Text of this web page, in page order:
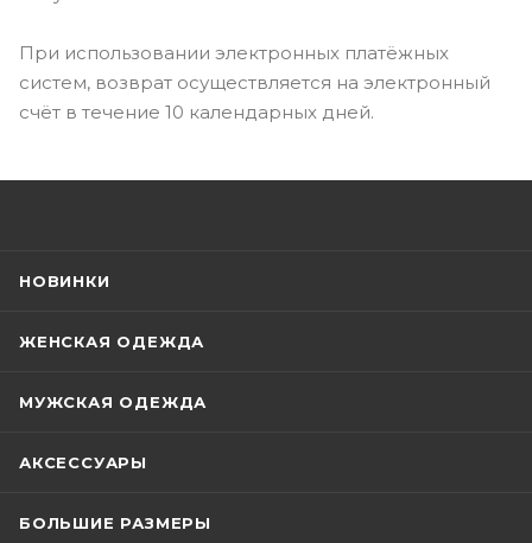
При использовании электронных платёжных
систем, возврат осуществляется на электронный
счёт в течение 10 календарных дней.
НОВИНКИ
ЖЕНСКАЯ ОДЕЖДА
МУЖСКАЯ ОДЕЖДА
АКСЕССУАРЫ
БОЛЬШИЕ РАЗМЕРЫ